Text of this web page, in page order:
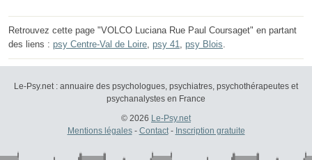
Retrouvez cette page "VOLCO Luciana Rue Paul Coursaget" en partant
des liens : psy Centre-Val de Loire, psy 41, psy Blois.
Le-Psy.net : annuaire des psychologues, psychiatres, psychothérapeutes et
psychanalystes en France
© 2026 Le-Psy.net
Mentions légales- Contact- Inscription gratuite